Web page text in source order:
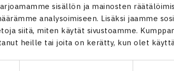
sisällön ja mainosten
analysoimiseen. Lisäksi jaamme
siitä, miten käytät sivustoamme.
heille tai joita on kerätty, kun olet